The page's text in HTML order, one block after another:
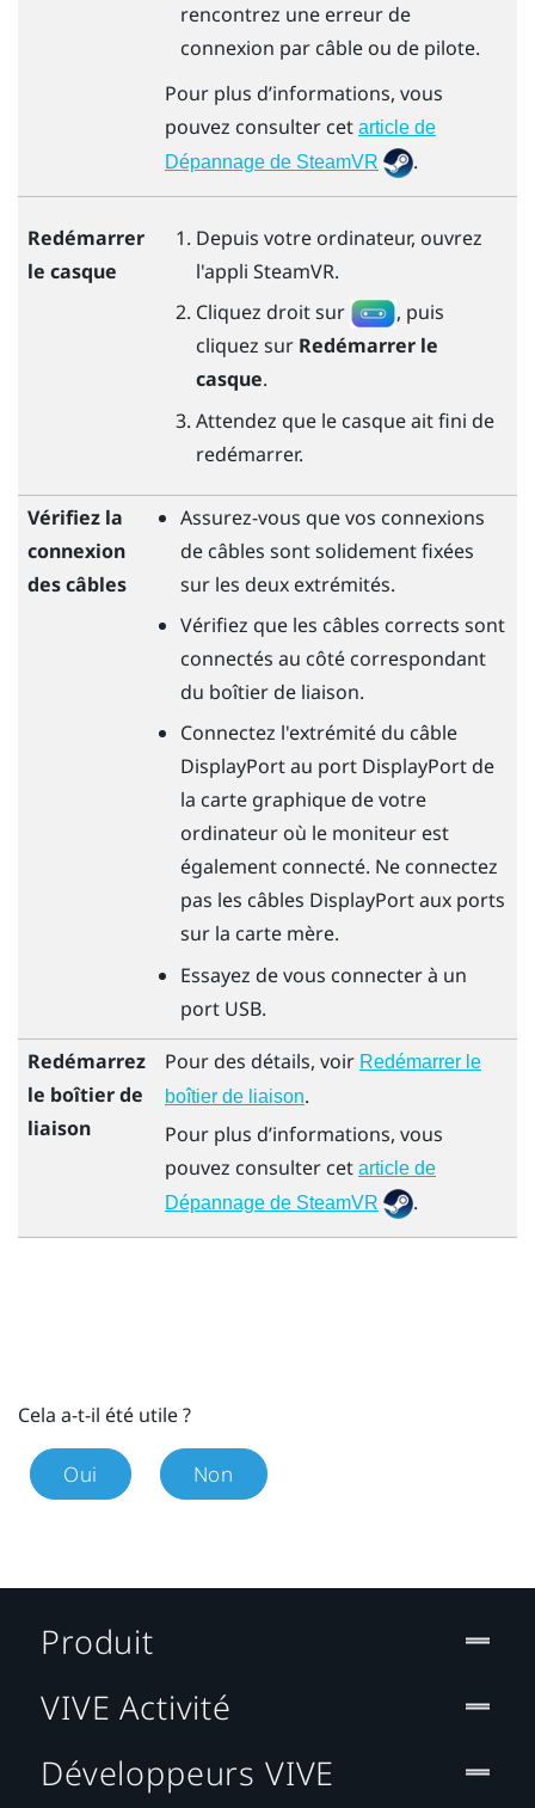
rencontrez une erreur de
connexion par câble ou de pilote.
Pour plus d’informations, vous
pouvez consulter cet article de
Dépannage de SteamVR
.
Redémarrer
le casque
Depuis votre ordinateur, ouvrez
l'appli SteamVR.
Cliquez droit sur
, puis
cliquez sur Redémarrer le
casque.
Attendez que le casque ait fini de
redémarrer.
Vérifiez la
connexion
des câbles
Assurez-vous que vos connexions
de câbles sont solidement fixées
sur les deux extrémités.
Vérifiez que les câbles corrects sont
connectés au côté correspondant
du boîtier de liaison.
Connectez l'extrémité du câble
DisplayPortau port DisplayPortde
la carte graphique de votre
ordinateur où le moniteur est
également connecté. Ne connectez
pas les câbles DisplayPortaux ports
sur la carte mère.
Essayez de vous connecter à un
port USB.
Redémarrez
le boîtier de
liaison
Pour des détails, voir Redémarrer le
boîtier de liaison.
Pour plus d’informations, vous
pouvez consulter cet article de
Dépannage de SteamVR
.
Cela a-t-il été utile ?
Oui Non
Produit
VIVE Activité
Développeurs VIVE